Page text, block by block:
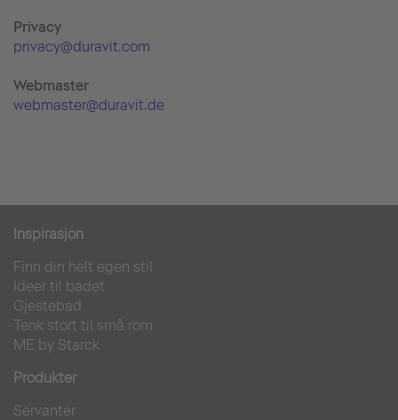
Privacy
privacy@duravit.com
Webmaster
webmaster@duravit.de
Inspirasjon
Finn din helt egen stil
Ideer til badet
Gjestebad
Tenk stort til små rom
ME by Starck
Produkter
Servanter